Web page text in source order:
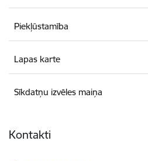
Piekļūstamība
Lapas karte
Sīkdatņu izvēles maiņa
Kontakti